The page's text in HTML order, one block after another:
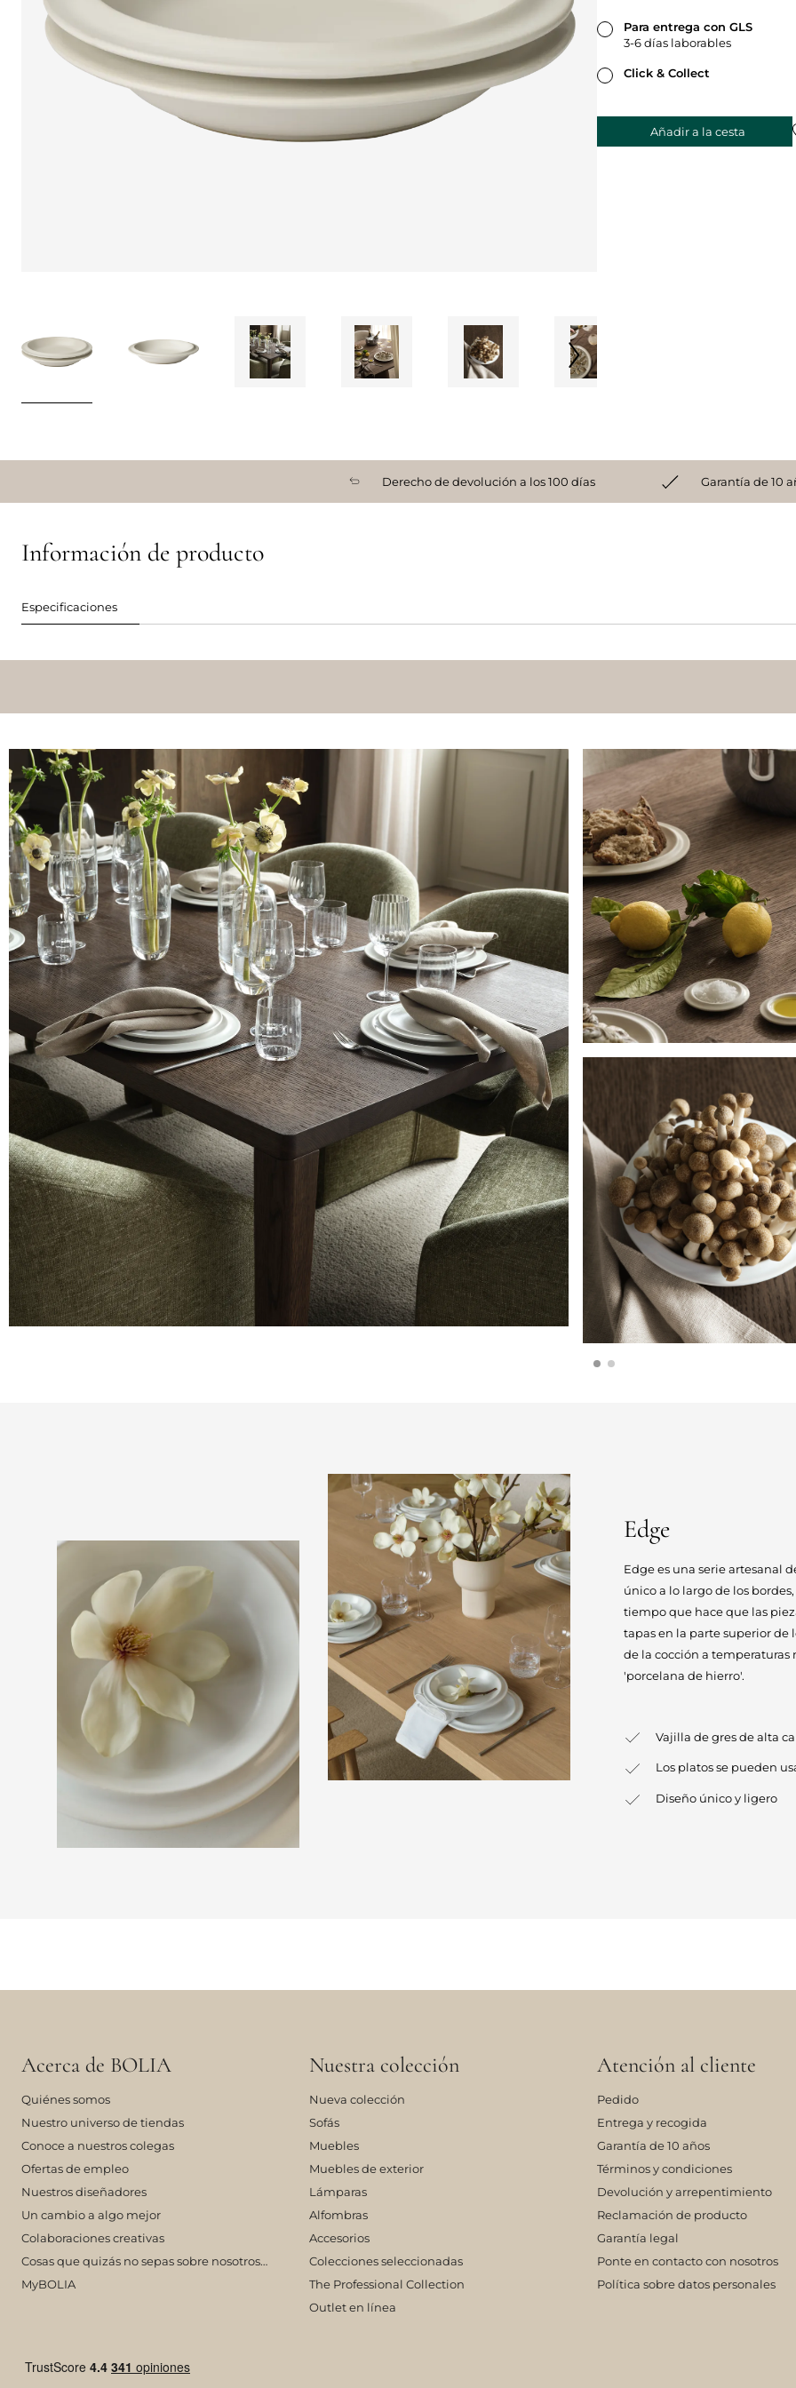
Para entrega con GLS
3-6 días laborables
Click & Collect
Añadir a la cesta
Derecho de devolución a los 100 días Garantía de 10
Información de producto
Especificaciones
Edge
Edge es una serie artesanal
único a lo largo de los
tiempo que hace que las
tapas en la parte superior de
de la cocción a temperaturas
'porcelana de hierro'.
Vajilla de gres de alta
Los platos se pueden
Diseño único y ligero
Acerca de BOLIA
Quiénes somos
Nuestro universo de tiendas
Conoce a nuestros colegas
Ofertas de empleo
Nuestros diseñadores
Un cambio a algo mejor
Colaboraciones creativas
Cosas que quizás no sepas sobre nosotros…
MyBOLIA
Nuestra colección
Nueva colección
Sofás
Muebles
Muebles de exterior
Lámparas
Alfombras
Accesorios
Colecciones seleccionadas
The Professional Collection
Outlet en línea
Atención al cliente
Pedido
Entrega y recogida
Garantía de 10 años
Términos y condiciones
Devolución y arrepentimiento
Reclamación de producto
Garantía legal
Ponte en contacto con nosotros
Política sobre datos personales